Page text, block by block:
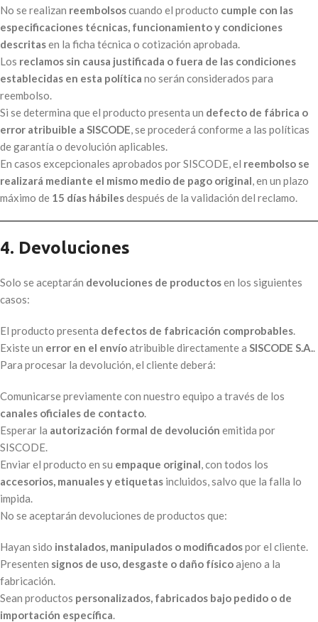
No se realizan reembolsoscuando el producto cumple con las
especificaciones técnicas, funcionamiento y condiciones
descritasen la ficha técnica o cotización aprobada.
Los reclamos sin causa justificada o fuera de las condiciones
establecidas en esta política no serán considerados para
reembolso.
Si se determina que el producto presenta un defecto de fábrica o
error atribuible a SISCODE, se procederá conforme a las políticas
de garantía o devolución aplicables.
En casos excepcionales aprobados por SISCODE, el reembolso se
realizará mediante el mismo medio de pago original, en un plazo
máximo de 15 días hábilesdespués de la validación del reclamo.
4. Devoluciones
Solo se aceptarán devoluciones de productosen los siguientes
casos:
El producto presenta defectos de fabricación comprobables.
Existe un error en el envíoatribuible directamente a SISCODE S.A..
Para procesar la devolución, el cliente deberá:
Comunicarse previamente con nuestro equipo a través de los
canales oficiales de contacto.
Esperar la autorización formal de devolución emitida por
SISCODE.
Enviar el producto en su empaque original, con todos los
accesorios, manuales y etiquetas incluidos, salvo que la falla lo
impida.
No se aceptarán devoluciones de productos que:
Hayan sido instalados, manipulados o modificadospor el cliente.
Presenten signos de uso, desgaste o daño físicoajeno a la
fabricación.
Sean productos personalizados, fabricados bajo pedido o de
importación específica.